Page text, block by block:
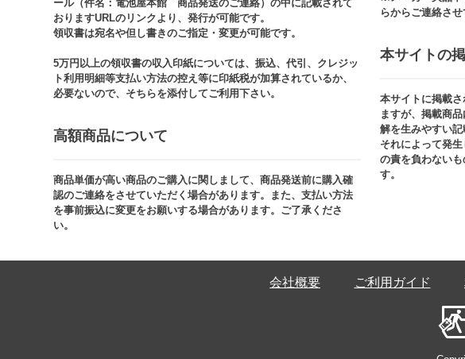
ール（件名：電池屋本館 商品発送のご連絡）の中に記載されて
おりますURLのリンクより、発行が可能です。
領収書は宛名や但し書きのご指定・変更が可能です。​​
5万円以上の領収書の収入印紙については、振込、代引、クレジッ
ト利用明細等支払い方法の控え等に印紙税が加算されているか、
必要ないので、そちらを添付してご利用下さい。
高額商品について​
商品単価が高い商品のご購入に関しまして、商品発送前に購入確
認のご連絡をさせていただく場合があります。また、支払い方法
を事前振込に変更をお願いする場合があります。ご了承くださ
い。​
らからご連絡させ
本サイトの
本サイトに掲載
ますが、掲載商
解を生みやすい記
それによって発
の責を負わない
す。
会社概要 ご利用ガイド